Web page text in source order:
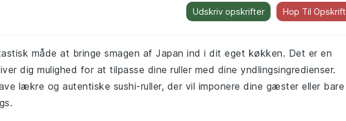
Udskriv opskrifter Hop Til Opskrift
måde at bringe smagen af Japan ind i dit eget køkken. Det er en
dig mulighed for at tilpasse dine ruller med dine yndlingsingredienser.
lækre og autentiske sushi-ruller, der vil imponere dine gæster eller bare